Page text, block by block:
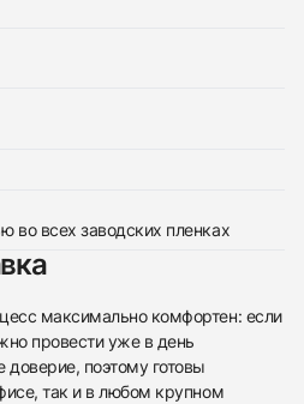
во всех заводских пленках
максимально комфортен: если
провести уже в день
поэтому готовы
так и в любом крупном